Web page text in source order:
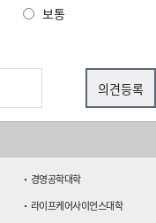
보통
경영공학대학
라이프케어사이언스대학